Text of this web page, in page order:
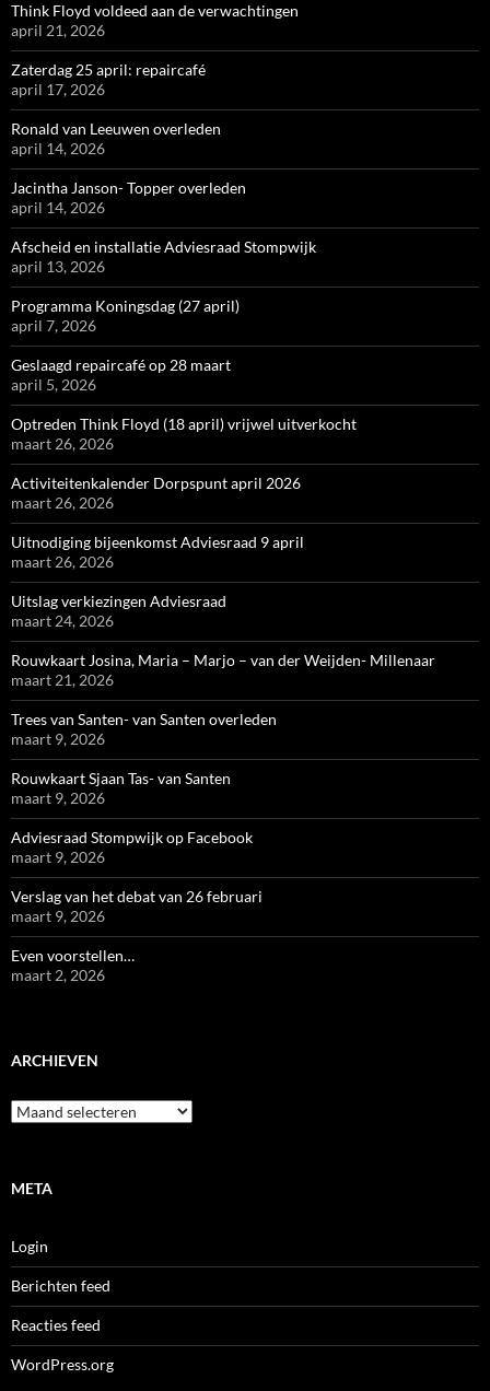
Think Floyd voldeed aan de verwachtingen
april 21, 2026
Zaterdag 25 april: repaircafé
april 17, 2026
Ronald van Leeuwen overleden
april 14, 2026
Jacintha Janson- Topper overleden
april 14, 2026
Afscheid en installatie Adviesraad Stompwijk
april 13, 2026
Programma Koningsdag (27 april)
april 7, 2026
Geslaagd repaircafé op 28 maart
april 5, 2026
Optreden Think Floyd (18 april) vrijwel uitverkocht
maart 26, 2026
Activiteitenkalender Dorpspunt april 2026
maart 26, 2026
Uitnodiging bijeenkomst Adviesraad 9 april
maart 26, 2026
Uitslag verkiezingen Adviesraad
maart 24, 2026
Rouwkaart Josina, Maria – Marjo – van der Weijden- Millenaar
maart 21, 2026
Trees van Santen- van Santen overleden
maart 9, 2026
Rouwkaart Sjaan Tas- van Santen
maart 9, 2026
Adviesraad Stompwijk op Facebook
maart 9, 2026
Verslag van het debat van 26 februari
maart 9, 2026
Even voorstellen…
maart 2, 2026
ARCHIEVEN
Archieven
META
Login
Berichten feed
Reacties feed
WordPress.org